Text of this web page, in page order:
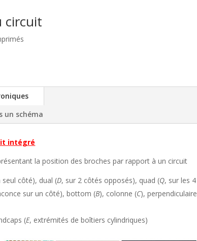
circuit
un schéma
intégré
la position des broches par rapport à un circuit
seul côté), dual (D, sur 2 côtés opposés), quad (Q, sur les 4
sur un côté), bottom (B), colonne (C), perpendiculaire
(E, extrémités de boîtiers cylindriques)